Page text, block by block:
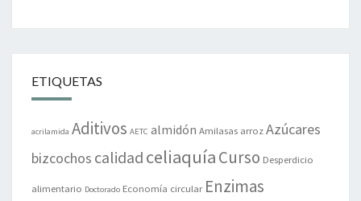
ETIQUETAS
acrilamida Aditivos AETC almidón Amilasas arrozAzúcares
bizcochos calidad celiaquíaCurso Desperdicio
alimentario Doctorado Economía circular Enzimas